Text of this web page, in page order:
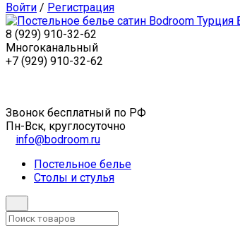
Войти / Регистрация
8 (929) 910-32-62
Многоканальный
+7 (929) 910-32-62
Звонок бесплатный по РФ
Пн-Вск, круглосуточно
info@bodroom.ru
Постельное белье
Столы и стулья